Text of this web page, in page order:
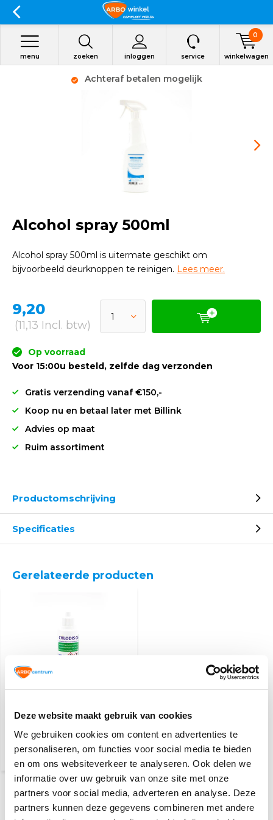
Deze website maakt gebruik van cookies
We gebruiken cookies om content en advertenties te
personaliseren, om functies voor social media te bieden
en om ons websiteverkeer te analyseren. Ook delen we
informatie over uw gebruik van onze site met onze
partners voor social media, adverteren en analyse. Deze
partners kunnen deze gegevens combineren met andere
zoeken inloggen
menu service winkelwagen
0
Achteraf betalen mogelijk
Alcohol spray 500ml
Alcohol spray 500ml is uitermate geschikt om
bijvoorbeeld deurknoppen te reinigen. Lees meer.
9,20
(11,13 Incl. btw)
Op voorraad
Voor 15:00u besteld, zelfde dag verzonden
Gratis verzending vanaf €150,-
Koop nu en betaal later met Billink
Advies op maat
Ruim assortiment
Productomschrijving
Specificaties
Gerelateerde producten
3,30
(3,60 Incl. btw)
Recent bekeken